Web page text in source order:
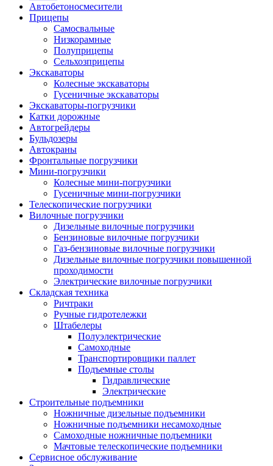
Автобетоно­смесители
Прицепы
Самосвальные
Низкорамные
Полуприцепы
Сельхозприцепы
Экскаваторы
Колесные экскаваторы
Гусеничные экскаваторы
Экскаваторы-погрузчики
Катки дорожные
Автогрейдеры
Бульдозеры
Автокраны
Фронтальные погрузчики
Мини-погрузчики
Колесные мини-погрузчики
Гусеничные мини-погрузчики
Телескопические погрузчики
Вилочные погрузчики
Дизельные вилочные погрузчики
Бензиновые вилочные погрузчики
Газ-бензиновые вилочные погрузчики
Дизельные вилочные погрузчики повышенной
проходимости
Электрические вилочные погрузчики
Складская техника
Ричтраки
Ручные гидротележки
Штабелеры
Полуэлектрические
Самоходные
Транспортировщики паллет
Подъемные столы
Гидравлические
Электрические
Строительные подъемники
Ножничные дизельные подъемники
Ножничные подъемники несамоходные
Самоходные ножничные подъемники
Мачтовые телескопические подъемники
Сервисное обслуживание